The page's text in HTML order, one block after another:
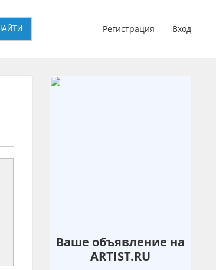
Регистрация Вход
Ваше объявление на
ARTIST.RU